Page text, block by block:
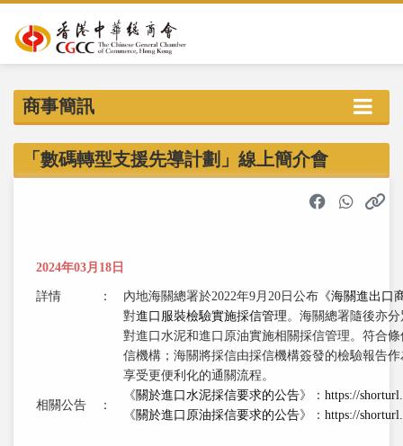
商事簡訊
「數碼轉型支援先導計劃」線上簡介會
2024年03月18日
詳情 ： 內地海關總署於2022年9月20日公布 《海關進出口
對進口服裝檢驗實施採信管理。海關總署隨後亦分
對進口水泥和進口原油實施相關採信管理。符合
信機構；海關將採信由採信機構簽發的檢驗報告
享受更便利化的通關流程。
相關公告 ：
《關於進口水泥採信要求的公告》： https://
《關於進口原油採信要求的公告》： https://